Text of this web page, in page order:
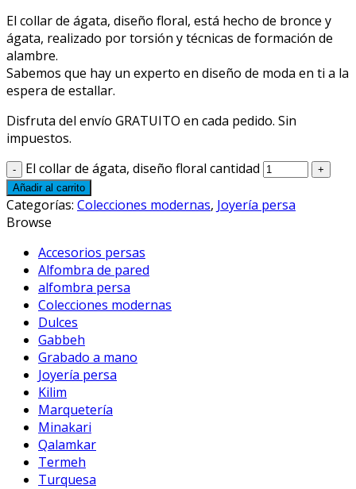
El collar de ágata, diseño floral, está hecho de bronce y
ágata, realizado por torsión y técnicas de formación de
alambre.
Sabemos que hay un experto en diseño de moda en ti a la
espera de estallar.
Disfruta del envío GRATUITO en cada pedido. Sin
impuestos.
El collar de ágata, diseño floral cantidad
Añadir al carrito
Categorías: Colecciones modernas, Joyería persa
Browse
Accesorios persas
Alfombra de pared
alfombra persa
Colecciones modernas
Dulces
Gabbeh
Grabado a mano
Joyería persa
Kilim
Marquetería
Minakari
Qalamkar
Termeh
Turquesa